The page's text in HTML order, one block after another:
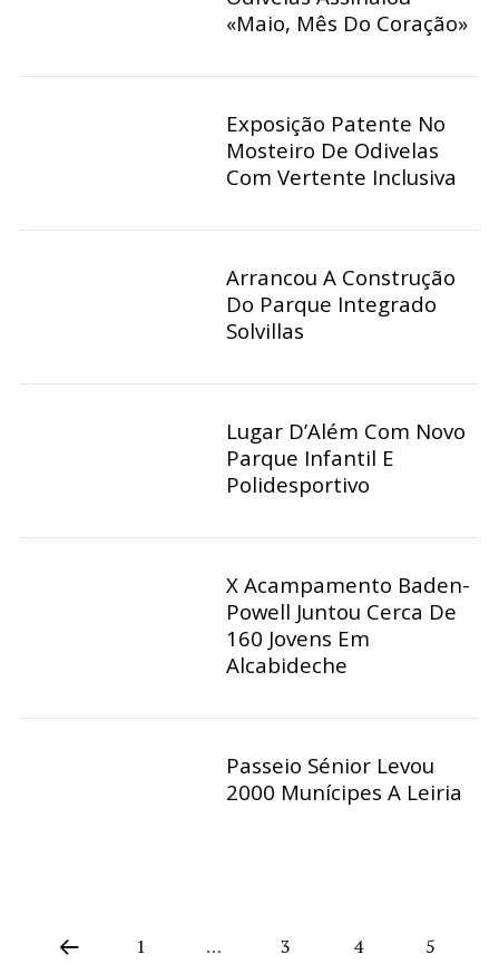
«Maio, Mês Do Coração»
Exposição Patente No
Mosteiro De Odivelas
Com Vertente Inclusiva
Arrancou A Construção
Do Parque Integrado
Solvillas
Lugar D’Além Com Novo
Parque Infantil E
Polidesportivo
X Acampamento Baden-
Powell Juntou Cerca De
160 Jovens Em
Alcabideche
Passeio Sénior Levou
2000 Munícipes A Leiria
1 … 3 4 5